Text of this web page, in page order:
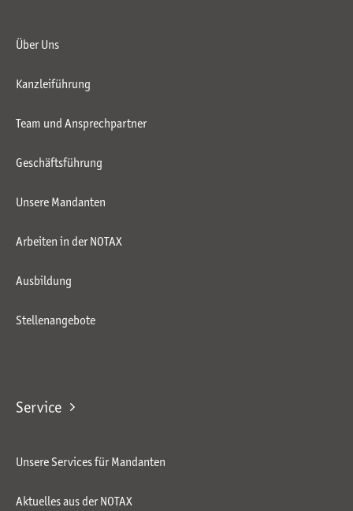
Über Uns
Kanzleiführung
Team und Ansprechpartner
Geschäftsführung
Unsere Mandanten
Arbeiten in der NOTAX
Ausbildung
Stellenangebote
Service
Unsere Services für Mandanten
Aktuelles aus der NOTAX